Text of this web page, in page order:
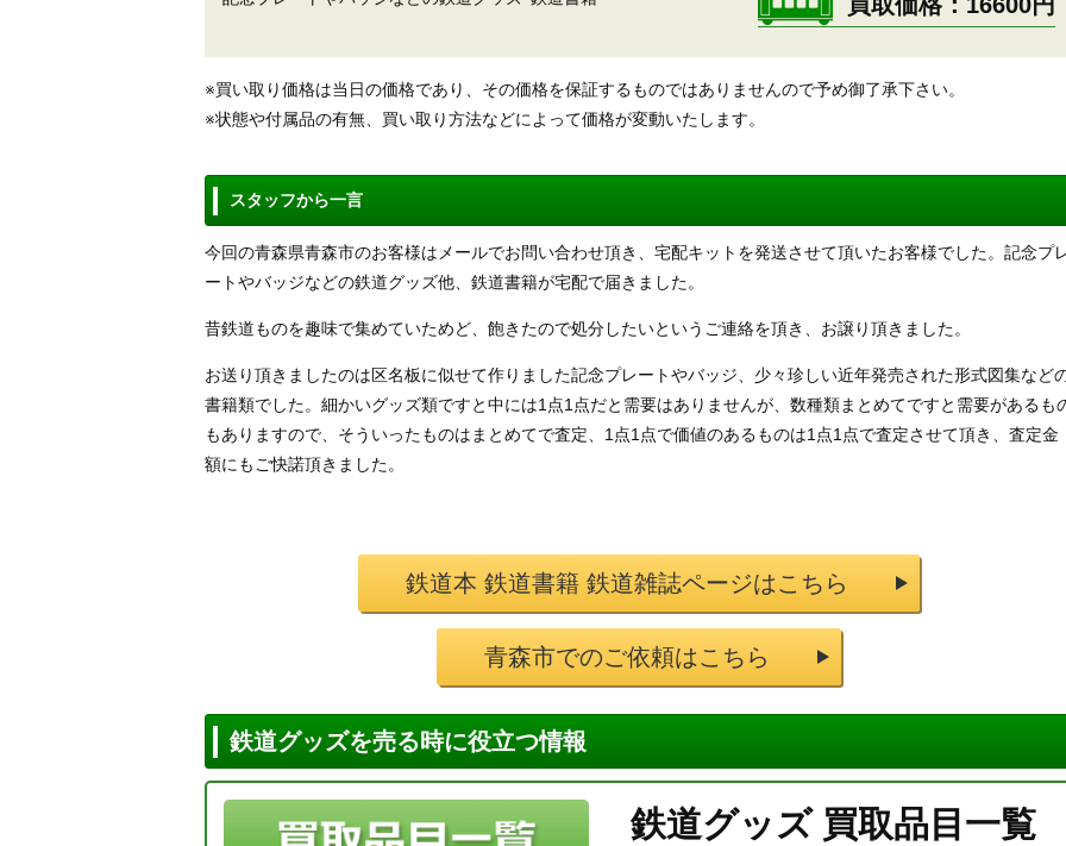
※買い取り価格は当日の価格であり、その価格を保証するものではありませんので予め御了承下さい。
※状態や付属品の有無、買い取り方法などによって価格が変動いたします。
スタッフから一言
今回の青森県青森市のお客様はメールでお問い合わせ頂き、宅配キットを発送させて頂いたお客様でした。記念プ
ートやバッジなどの鉄道グッズ他、鉄道書籍が宅配で届きました。
昔鉄道ものを趣味で集めていためど、飽きたので処分したいというご連絡を頂き、お譲り頂きました。
お送り頂きましたのは区名板に似せて作りました記念プレートやバッジ、少々珍しい近年発売された形式図集など
書籍類でした。細かいグッズ類ですと中には1点1点だと需要はありませんが、数種類まとめてですと需要があるも
もありますので、そういったものはまとめてで査定、1点1点で価値のあるものは1点1点で査定させて頂き、査定金
額にもご快諾頂きました。
鉄道本 鉄道書籍 鉄道雑誌ページはこちら
青森市でのご依頼はこちら
鉄道グッズを売る時に役立つ情報
鉄道グッズ 買取品目一覧